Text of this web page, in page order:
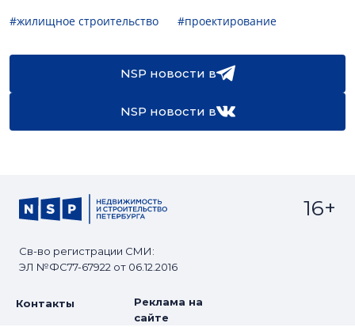
#жилищное строительство
#проектирование
NSP новости в
NSP новости в
Св-во регистрации СМИ:
ЭЛ №ФС77-67922 от 06.12.2016
16+
Контакты
Реклама на
сайте